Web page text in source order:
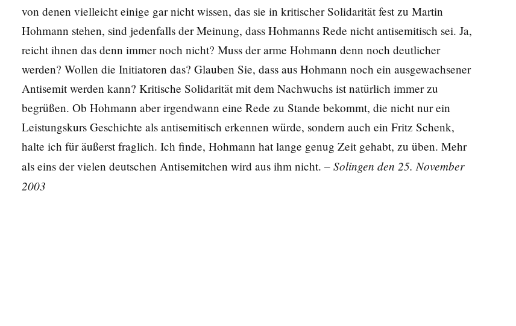
von denen vielleicht einige gar nicht wissen, das sie in kritischer Solidarität fest zu Martin
Hohmann stehen, sind jedenfalls der Meinung, dass Hohmanns Rede nicht antisemitisch sei. Ja,
reicht ihnen das denn immer noch nicht? Muss der arme Hohmann denn noch deutlicher
werden? Wollen die Initiatoren das? Glauben Sie, dass aus Hohmann noch ein ausgewachsener
Antisemit werden kann? Kritische Solidarität mit dem Nachwuchs ist natürlich immer zu
begrüßen. Ob Hohmann aber irgendwann eine Rede zu Stande bekommt, die nicht nur ein
Leistungskurs Geschichte als antisemitisch erkennen würde, sondern auch ein Fritz Schenk,
halte ich für äußerst fraglich. Ich finde, Hohmann hat lange genug Zeit gehabt, zu üben. Mehr
als eins der vielen deutschen Antisemitchen wird aus ihm nicht. – Solingen den 25. November
2003